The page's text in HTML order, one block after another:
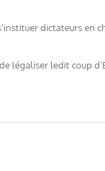
dictateurs en
légaliser ledit coup